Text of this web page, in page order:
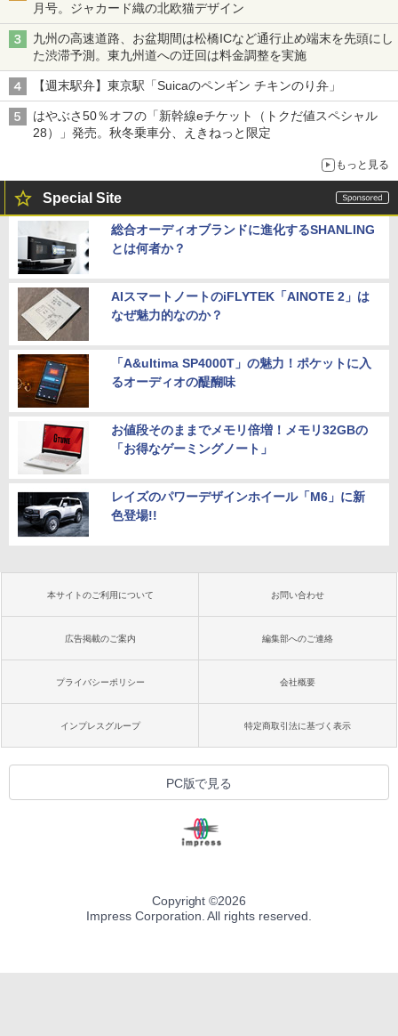
月号。ジャカード織の北欧猫デザイン
九州の高速道路、お盆期間は松橋ICなど通行止め端末を先頭にし
た渋滞予測。東九州道への迂回は料金調整を実施
【週末駅弁】東京駅「Suicaのペンギン チキンのり弁」
はやぶさ50％オフの「新幹線eチケット（トクだ値スペシャル
28）」発売。秋冬乗車分、えきねっと限定
もっと見る
Special Site
総合オーディオブランドに進化するSHANLING
とは何者か？
AIスマートノートのiFLYTEK「AINOTE 2」は
なぜ魅力的なのか？
「A&ultima SP4000T」の魅力！ポケットに入
るオーディオの醍醐味
お値段そのままでメモリ倍増！メモリ32GBの
「お得なゲーミングノート」
レイズのパワーデザインホイール「M6」に新
色登場!!
本サイトのご利用について お問い合わせ
広告掲載のご案内 編集部へのご連絡
プライバシーポリシー 会社概要
インプレスグループ 特定商取引法に基づく表示
PC版で見る
Copyright ©2026
Impress Corporation. All rights reserved.